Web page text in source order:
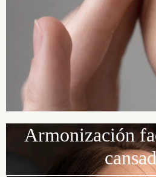
Armonización